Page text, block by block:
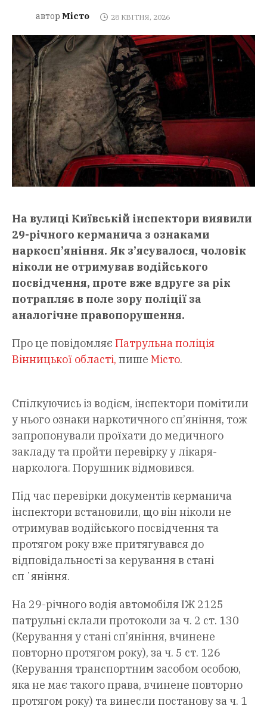
автор Місто 28 КВІТНЯ, 2026
На вулиці Київській інспектори виявили
29-річного керманича з ознаками
наркосп’яніння. Як з’ясувалося, чоловік
ніколи не отримував водійського
посвідчення, проте вже вдруге за рік
потрапляє в поле зору поліції за
аналогічне правопорушення.
Про це повідомляє Патрульна поліція
Вінницької області, пише Місто.
Спілкуючись із водієм, інспектори помітили
у нього ознаки наркотичного сп’яніння, тож
запропонували проїхати до медичного
закладу та пройти перевірку у лікаря-
нарколога. Порушник відмовився.
Під час перевірки документів керманича
інспектори встановили, що він ніколи не
отримував водійського посвідчення та
протягом року вже притягувався до
відповідальності за керування в стані
спʼяніння.
На 29-річного водія автомобіля ІЖ 2125
патрульні склали протоколи за ч. 2 ст. 130
(Керування у стані сп’яніння, вчинене
повторно протягом року), за ч. 5 ст. 126
(Керування транспортним засобом особою,
яка не має такого права, вчинене повторно
протягом року) та винесли постанову за ч. 1